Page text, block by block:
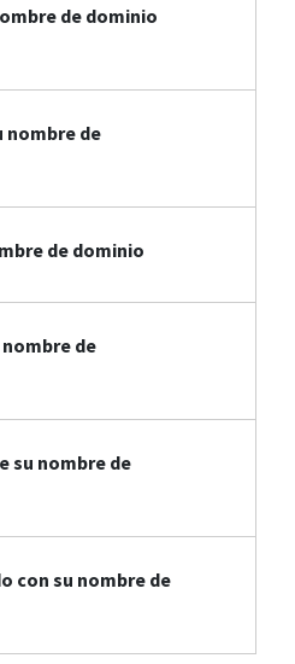
de dominio
nombre de
de dominio
de
su nombre de
con su nombre de